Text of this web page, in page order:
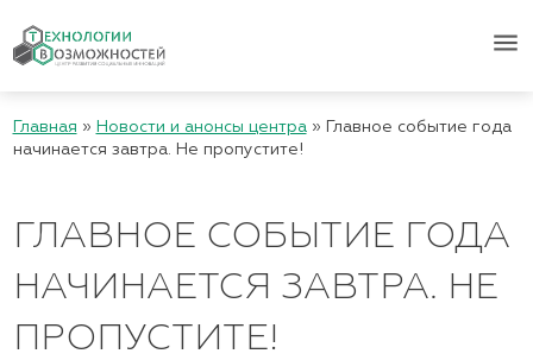
menu
Главная » Новости и анонсы центра»
Главное событие года
начинается завтра. Не пропустите!
ГЛАВНОЕ СОБЫТИЕ ГОДА
НАЧИНАЕТСЯ ЗАВТРА. НЕ
ПРОПУСТИТЕ!